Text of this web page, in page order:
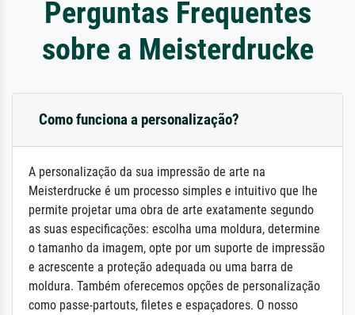
Perguntas Frequentes
sobre a Meisterdrucke
Como funciona a personalização?
A personalização da sua impressão de arte na
Meisterdrucke é um processo simples e intuitivo que lhe
permite projetar uma obra de arte exatamente segundo
as suas especificações: escolha uma moldura, determine
o tamanho da imagem, opte por um suporte de impressão
e acrescente a proteção adequada ou uma barra de
moldura. Também oferecemos opções de personalização
como passe-partouts, filetes e espaçadores. O nosso